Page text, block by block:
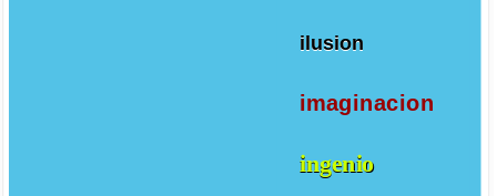
ilusion
imaginacion
ingenio